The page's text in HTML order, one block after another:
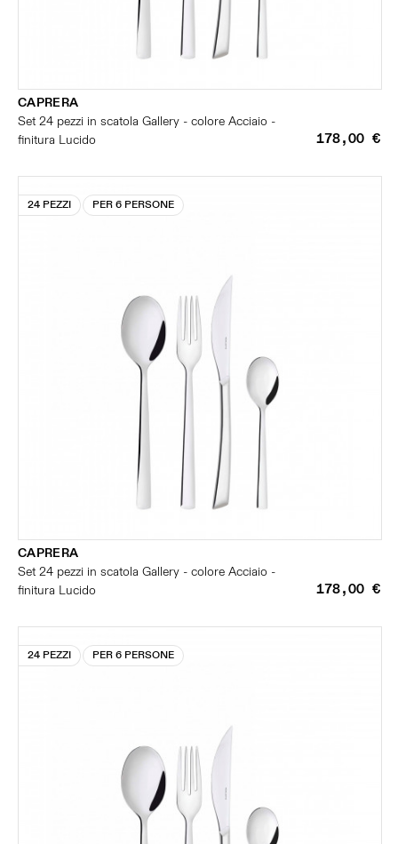
CAPRERA
Set 24 pezzi in scatola Gallery - colore Acciaio -
finitura Lucido
178,00 €
24 PEZZI PER 6 PERSONE
CAPRERA
Set 24 pezzi in scatola Gallery - colore Acciaio -
finitura Lucido
178,00 €
24 PEZZI PER 6 PERSONE